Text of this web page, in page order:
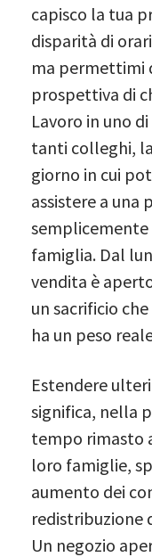
capisco la tua
disparità di
ma permettimi
prospettiva di
Lavoro in uno
tanti colleghi,
giorno in cui
assistere a una
semplicemente
famiglia. Dal
vendita è
un sacrificio
ha un peso
Estendere
significa, nella
tempo rimasto
loro famiglie,
aumento dei
redistribuzione
Un negozio